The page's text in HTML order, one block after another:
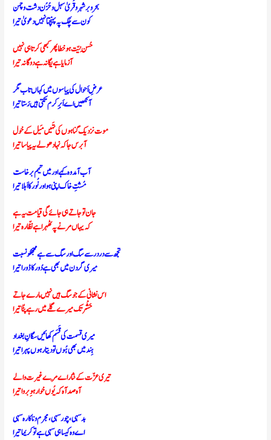
بحروبرشہر و قُریٰ سہل و حُزُن دشت و چمن
کون سے چَک پہ پہنچتا نہیں دعویٰ تیرا
حُسنِ نیّت ہو خطا پھر کبھی کرتا ہی نہیں
آزمایا ہے یگانہ ہے دوگانہ تیرا
عرضِ اَحوال کی پیاسوں میں کہاں تاب مگر
آنکھیں اے اَبر ِکرم تکتی ہیں رَستا تیرا
موت نزدیک گناہوں کی تَہیں مَیل کے خول
آ برس جا کہ نہا دھو لے یہ پیاسا تیرا
آب آمد وہ کہے اور میں تیمم برخاست
مُشتِ خاک اپنی ہو اور نُور کا اَہلا تیرا
جان تو جاتے ہی جائے گی قیامت یہ ہے
کہ یہاں مرنے پہ ٹھہرا ہے نظّارہ تیرا
تجھ سے در درسے سگ اور سگ سےہےمجھکونسبت
میری گردن میں بھی ہے دُور کا ڈورا تیرا
اس نشانی کے جو سگ ہیں نہیں مارے جاتے
حَشْر تک میرے گلے میں رہے پٹّا تیرا
میری قسمت کی قَسَم کھائیں سگانِ بغداد
ہِند میں بھی ہُوں تو دیتا رہوں پہرا تیرا
تیری عزّت کے نثار اے مِرے غیرت والے
آہ صد آہ کہ یُوں خوار ہو ِبروا تیرا
بد سہی، چور سہی، مجرم و ناکارہ سہی
اے وہ کیسا ہی سہی ہے تو کریما تیرا